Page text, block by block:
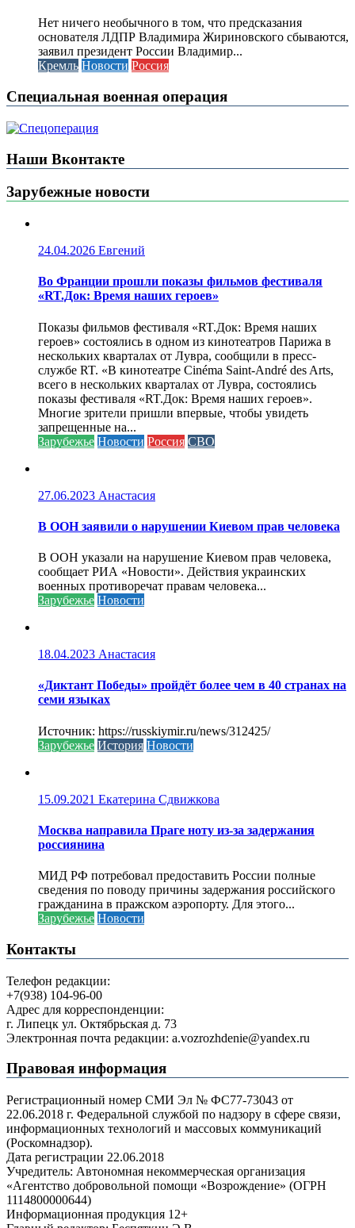
Нет ничего необычного в том, что предсказания
основателя ЛДПР Владимира Жириновского сбываются,
заявил президент России Владимир...
Кремль Новости Россия
Специальная военная операция
Наши Вконтакте
Зарубежные новости
24.04.2026 Евгений
Во Франции прошли показы фильмов фестиваля
«RT.Док: Время наших героев»
Показы фильмов фестиваля «RT.Док: Время наших
героев» состоялись в одном из кинотеатров Парижа в
нескольких кварталах от Лувра, сообщили в пресс-
службе RT. «В кинотеатре Cinéma Saint-André des Arts,
всего в нескольких кварталах от Лувра, состоялись
показы фестиваля «RT.Док: Время наших героев».
Многие зрители пришли впервые, чтобы увидеть
запрещенные на...
Зарубежье Новости Россия СВО
27.06.2023 Анастасия
В ООН заявили о нарушении Киевом прав человека
В ООН указали на нарушение Киевом прав человека,
сообщает РИА «Новости». Действия украинских
военных противоречат правам человека...
Зарубежье Новости
18.04.2023 Анастасия
«Диктант Победы» пройдёт более чем в 40 странах на
семи языках
Источник: https://russkiymir.ru/news/312425/
Зарубежье История Новости
15.09.2021 Екатерина Сдвижкова
Москва направила Праге ноту из-за задержания
россиянина
МИД РФ потребовал предоставить России полные
сведения по поводу причины задержания российского
гражданина в пражском аэропорту. Для этого...
Зарубежье Новости
Контакты
Телефон редакции:
+7(938) 104-96-00
Адрес для корреспонденции:
г. Липецк ул. Октябрьская д. 73
Электронная почта редакции: a.vozrozhdenie@yandex.ru
Правовая информация
Регистрационный номер СМИ Эл № ФС77-73043 от
22.06.2018 г. Федеральной службой по надзору в сфере связи,
информационных технологий и массовых коммуникаций
(Роскомнадзор).
Дата регистрации 22.06.2018
Учредитель: Автономная некоммерческая организация
«Агентство добровольной помощи «Возрождение» (ОГРН
1114800000644)
Информационная продукция 12+